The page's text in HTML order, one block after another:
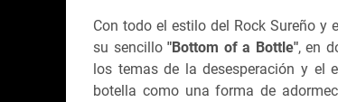
Con todo el estilo del Rock Sureño
su sencillo "Bottom of a Bottle", en
los temas de la desesperación y el
botella como una forma de